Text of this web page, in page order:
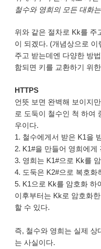
철수와 영희의 모든 대화
위와 같은 절차로 Kk를 주
이 되겠다. (개념상으로
주고 받는데엔 다양한 방
함되면 키를 교환하기 위
HTTPS
언뜻 보면 완벽해 보이지
로 도둑이 철수인 척 하여
우이다.
1. 철수에게서 받은 K1을
2. K1#을 만들어 영희에게
3. 영희는 K1#으로 Kk를
4. 도둑은 K2#으로 복호화
5. K1으로 Kk를 암호화 하
이후부터는 Kk로 암호화
할 수 있다.
즉, 철수와 영희는 실제
는 사실이다.